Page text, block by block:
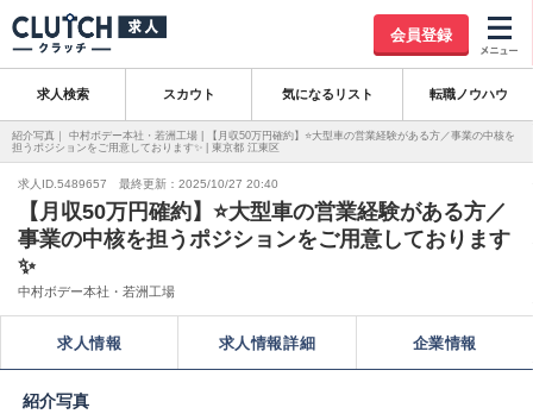
会員登録
求人検索 スカウト 気になるリスト 転職ノウハウ
紹介写真｜ 中村ボデー本社・若洲工場 | 【月収50万円確約】⭐大型車の営業経験がある方／事業の中核を
担うポジションをご用意しております✨ | 東京都 江東区
求人ID.5489657 最終更新：2025/10/27 20:40
【月収50万円確約】⭐大型車の営業経験がある方／
事業の中核を担うポジションをご用意しております
✨
中村ボデー本社・若洲工場
求人情報 求人情報詳細 企業情報
紹介写真